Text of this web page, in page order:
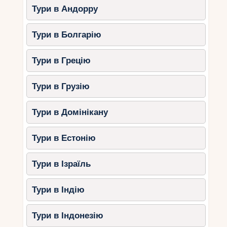
СПА-комплекс світового рівня;
Приватні вілли з інфініті-басейнами;
Водні розваги: ​​сноркелінг, каякінг,
дайвінг;
Гастрономічні ресторани з авторською
кухнею.
Raffles Seychelles – це ідеальне місце для тих,
хто хоче насолодитися тишею та природною
красою островів.
4. North Island Lodge
(Північний острів)
North Island – це приватний острів, відомий
своїми відокремленими пляжами та розкішними
віллами. Цей ексклюзивний курорт пропонує:
Тури в Андорру
Тури в Болгарію
Тури в Грецію
Тури в Грузію
Тури в Домінікану
Тури в Естонію
Тури в Ізраїль
Тури в Індію
Тури в Індонезію